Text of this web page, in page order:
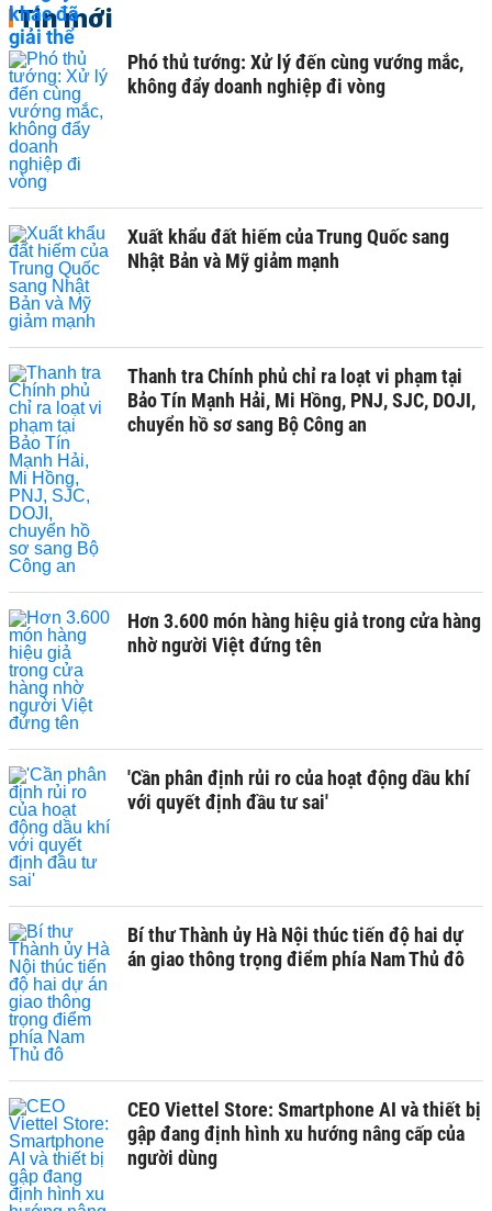
Tin mới
Phó thủ tướng: Xử lý đến cùng vướng mắc,
không đẩy doanh nghiệp đi vòng
Xuất khẩu đất hiếm của Trung Quốc sang
Nhật Bản và Mỹ giảm mạnh
Thanh tra Chính phủ chỉ ra loạt vi phạm tại
Bảo Tín Mạnh Hải, Mi Hồng, PNJ, SJC, DOJI,
chuyển hồ sơ sang Bộ Công an
Hơn 3.600 món hàng hiệu giả trong cửa hàng
nhờ người Việt đứng tên
'Cần phân định rủi ro của hoạt động dầu khí
với quyết định đầu tư sai'
Bí thư Thành ủy Hà Nội thúc tiến độ hai dự
án giao thông trọng điểm phía Nam Thủ đô
CEO Viettel Store: Smartphone AI và thiết bị
gập đang định hình xu hướng nâng cấp của
người dùng